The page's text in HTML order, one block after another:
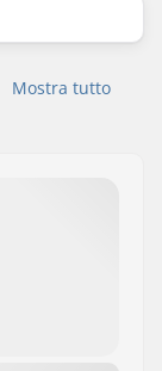
Mostra tutto